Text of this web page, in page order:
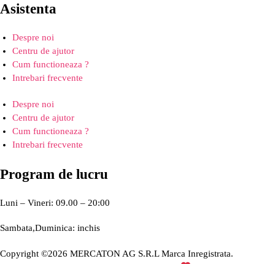
Asistenta
Despre noi
Centru de ajutor
Cum functioneaza ?
Intrebari frecvente
Despre noi
Centru de ajutor
Cum functioneaza ?
Intrebari frecvente
Program de lucru
Luni – Vineri: 09.00 – 20:00
Sambata,Duminica: inchis
Copyright ©2026 MERCATON AG S.R.L Marca Inregistrata.